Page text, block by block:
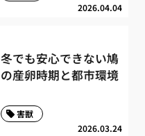
2026.04.04
冬でも安心できない鳩
の産卵時期と都市環境
2026.03.24
害獣